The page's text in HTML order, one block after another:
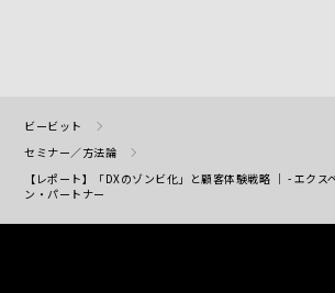
ビービット
セミナー／方法論
【レポート】「DXのゾンビ化」と顧客体験戦略 ｜ - エクス
ン・パートナー